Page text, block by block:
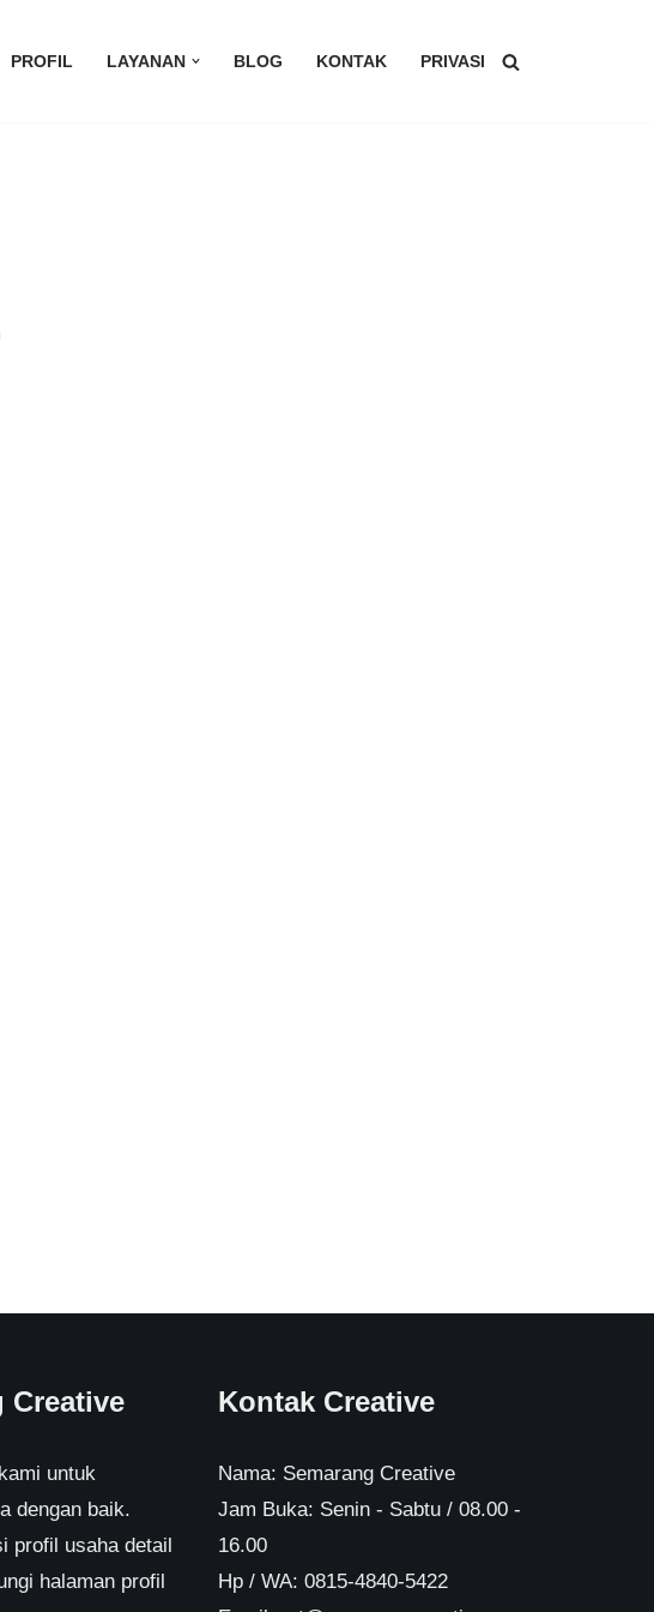
PROFIL LAYANAN BLOG KONTAK PRIVASI
Creative
untuk
dengan baik.
profil usaha detail
halaman profil
Kontak Creative
Nama: Semarang Creative
Jam Buka: Senin - Sabtu / 08.00 -
16.00
Hp / WA: 0815-4840-5422